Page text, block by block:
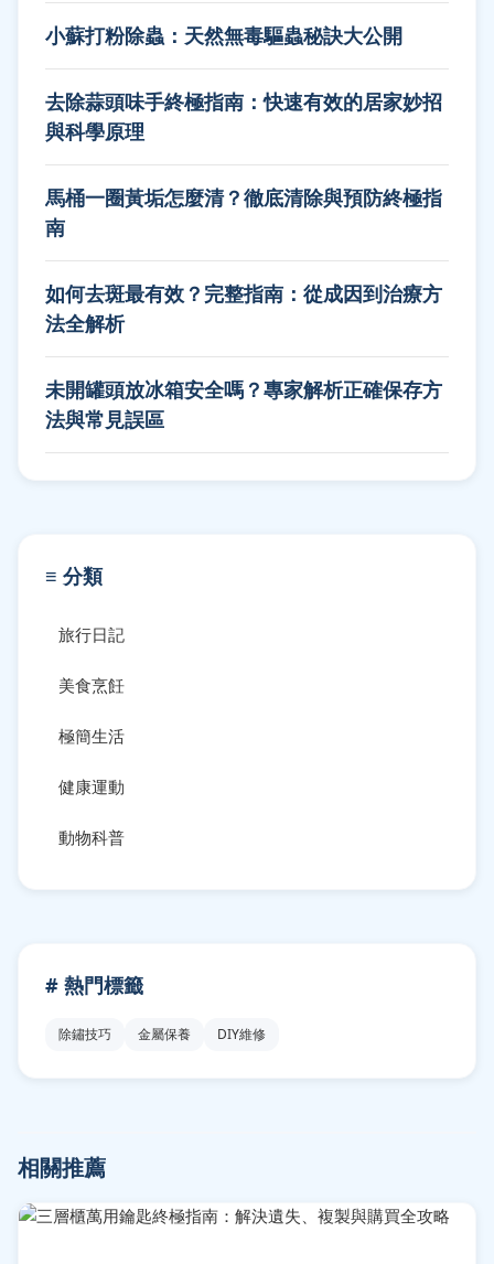
小蘇打粉除蟲：天然無毒驅蟲秘訣大公開
去除蒜頭味手終極指南：快速有效的居家妙招
與科學原理
馬桶一圈黃垢怎麼清？徹底清除與預防終極指
南
如何去斑最有效？完整指南：從成因到治療方
法全解析
未開罐頭放冰箱安全嗎？專家解析正確保存方
法與常見誤區
≡ 分類
旅行日記
美食烹飪
極簡生活
健康運動
動物科普
# 熱門標籤
除鏽技巧 金屬保養 DIY維修
相關推薦